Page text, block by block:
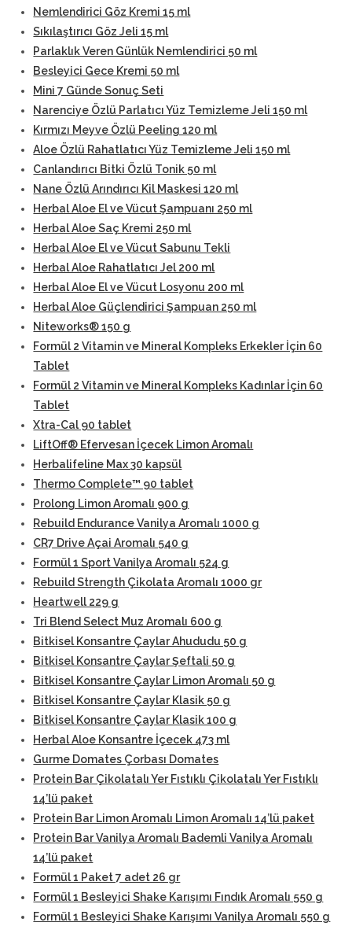
Nemlendirici Göz Kremi 15 ml
Sıkılaştırıcı Göz Jeli 15 ml
Parlaklık Veren Günlük Nemlendirici 50 ml
Besleyici Gece Kremi 50 ml
Mini 7 Günde Sonuç Seti
Narenciye Özlü Parlatıcı Yüz Temizleme Jeli 150 ml
Kırmızı Meyve Özlü Peeling 120 ml
Aloe Özlü Rahatlatıcı Yüz Temizleme Jeli 150 ml
Canlandırıcı Bitki Özlü Tonik 50 ml
Nane Özlü Arındırıcı Kil Maskesi 120 ml
Herbal Aloe El ve Vücut Şampuanı 250 ml
Herbal Aloe Saç Kremi 250 ml
Herbal Aloe El ve Vücut Sabunu Tekli
Herbal Aloe Rahatlatıcı Jel 200 ml
Herbal Aloe El ve Vücut Losyonu 200 ml
Herbal Aloe Güçlendirici Şampuan 250 ml
Niteworks® 150 g
Formül 2 Vitamin ve Mineral Kompleks Erkekler İçin 60
Tablet
Formül 2 Vitamin ve Mineral Kompleks Kadınlar İçin 60
Tablet
Xtra-Cal 90 tablet
LiftOff® Efervesan İçecek Limon Aromalı
Herbalifeline Max 30 kapsül
Thermo Complete™ 90 tablet
Prolong Limon Aromalı 900 g
Rebuild Endurance Vanilya Aromalı 1000 g
CR7 Drive Açai Aromalı 540 g
Formül 1 Sport Vanilya Aromalı 524 g
Rebuild Strength Çikolata Aromalı 1000 gr
Heartwell 229 g
Tri Blend Select Muz Aromalı 600 g
Bitkisel Konsantre Çaylar Ahududu 50 g
Bitkisel Konsantre Çaylar Şeftali 50 g
Bitkisel Konsantre Çaylar Limon Aromalı 50 g
Bitkisel Konsantre Çaylar Klasik 50 g
Bitkisel Konsantre Çaylar Klasik 100 g
Herbal Aloe Konsantre İçecek 473 ml
Gurme Domates Çorbası Domates
Protein Bar Çikolatalı Yer Fıstıklı Çikolatalı Yer Fıstıklı
14’lü paket
Protein Bar Limon Aromalı Limon Aromalı 14’lü paket
Protein Bar Vanilya Aromalı Bademli Vanilya Aromalı
14’lü paket
Formül 1 Paket 7 adet 26 gr
Formül 1 Besleyici Shake Karışımı Fındık Aromalı 550 g
Formül 1 Besleyici Shake Karışımı Vanilya Aromalı 550 g